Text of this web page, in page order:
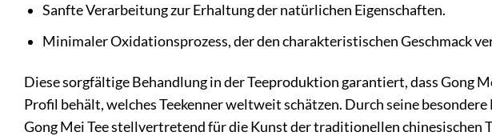
Sanfte Verarbeitung zur Erhaltung der natürlichen Eigenschaften.
Minimaler Oxidationsprozess, der den charakteristischen Geschmack
Diese sorgfältige Behandlung in der Teeproduktion garantiert, dass Gong
Profil behält, welches Teekenner weltweit schätzen. Durch seine
Gong Mei Tee stellvertretend für die Kunst der traditionellen chinesischen